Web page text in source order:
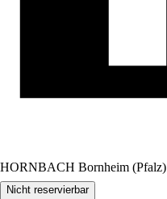
HORNBACH Bornheim (Pfalz)
Nicht reservierbar